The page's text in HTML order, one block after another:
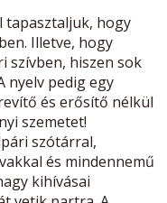
tapasztaljuk, hogy
Illetve, hogy
szívben, hiszen sok
nyelv pedig egy
és erősítő nélkül
szemetet!
szótárral,
és mindennemű
kihívásai